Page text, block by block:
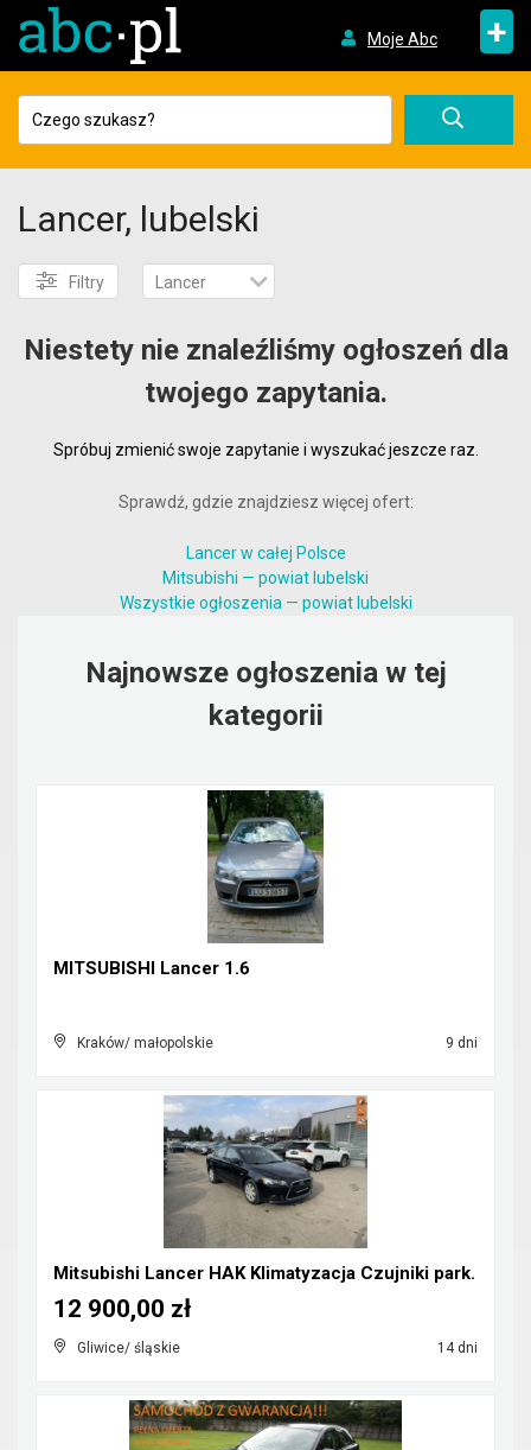
Moje Abc +
Lancer, lubelski
Filtry Lancer
Niestety nie znaleźliśmy ogłoszeń dla
twojego zapytania.
Spróbuj zmienić swoje zapytanie i wyszukać jeszcze raz.
Sprawdź, gdzie znajdziesz więcej ofert:
Lancer w całej Polsce
Mitsubishi — powiat lubelski
Wszystkie ogłoszenia — powiat lubelski
Najnowsze ogłoszenia w tej
kategorii
MITSUBISHI Lancer 1.6
Kraków/ małopolskie 9 dni
Mitsubishi Lancer HAK Klimatyzacja Czujniki park.
Gliwice/ śląskie 14 dni
12 900,00 zł